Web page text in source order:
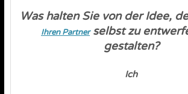
Was halten Sie von der Idee,
Ihren Partnerselbst zu
gestalten?
Ich